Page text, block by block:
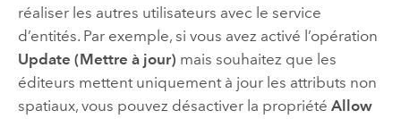
réaliser les autres utilisateurs avec le service
d’entités. Par exemple, si vous avez activé l’opération
Update (Mettre à jour) mais souhaitez que les
éditeurs mettent uniquement à jour les attributs non
spatiaux, vous pouvez désactiver la propriété Allow